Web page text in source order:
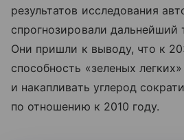
результатов исследования
спрогнозировали дальнейший
Они пришли к выводу, что к
способность «зеленых
и накапливать углерод
по отношению к 2010 году.